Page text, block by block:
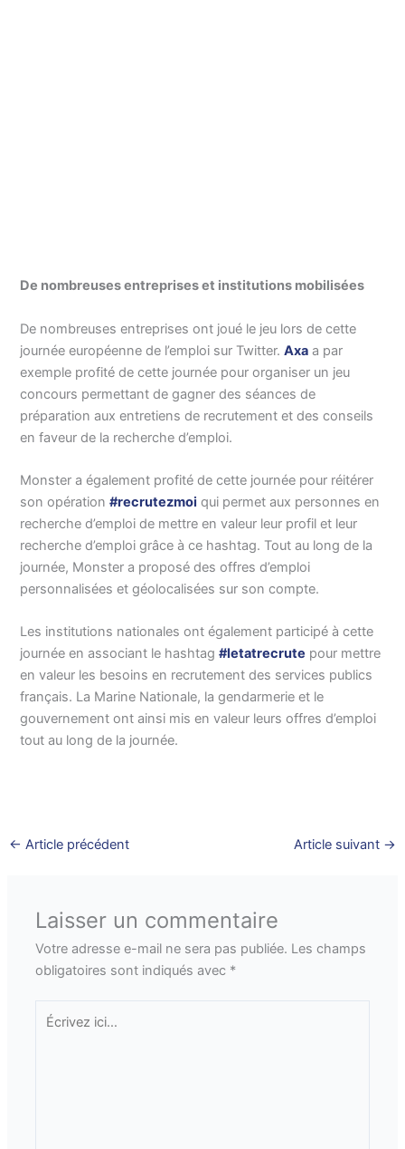
De nombreuses entreprises et institutions mobilisées
De nombreuses entreprises ont joué le jeu lors de cette
journée européenne de l’emploi sur Twitter.Axa a par
exemple profité de cette journée pour organiser un jeu
concours permettant de gagner des séances de
préparation aux entretiens de recrutement et des conseils
en faveur de la recherche d’emploi.
Monster a également profité de cette journée pour réitérer
son opération#recrutezmoi qui permet aux personnes en
recherche d’emploi de mettre en valeur leur profil et leur
recherche d’emploi grâce à ce hashtag. Tout au long de la
journée, Monster a proposé des offres d’emploi
personnalisées et géolocalisées sur son compte.
Les institutions nationales ont également participé à cette
journée en associant le hashtag#letatrecrute pour mettre
en valeur les besoins en recrutement des services publics
français. La Marine Nationale, la gendarmerie et le
gouvernement ont ainsi mis en valeur leurs offres d’emploi
tout au long de la journée.
← Article précédent Article suivant →
Laisser un commentaire
Votre adresse e-mail ne sera pas publiée. Les champs
obligatoires sont indiqués avec *
Écrivez